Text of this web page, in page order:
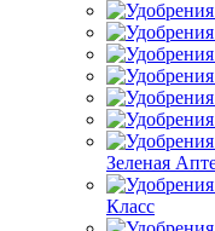
Зеленая
Класс